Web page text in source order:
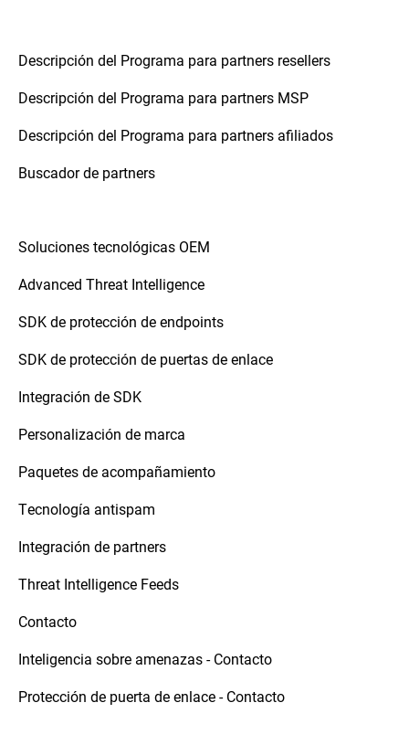
Descripción del Programa para partners resellers
Descripción del Programa para partners MSP
Descripción del Programa para partners afiliados
Buscador de partners
Soluciones tecnológicas OEM
Advanced Threat Intelligence
SDK de protección de endpoints
SDK de protección de puertas de enlace
Integración de SDK
Personalización de marca
Paquetes de acompañamiento
Tecnología antispam
Integración de partners
Threat Intelligence Feeds
Contacto
Inteligencia sobre amenazas - Contacto
Protección de puerta de enlace - Contacto